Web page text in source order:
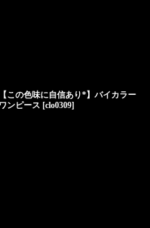
【この色味に自信あり*】バイカラー
ワンピース [clo0309]